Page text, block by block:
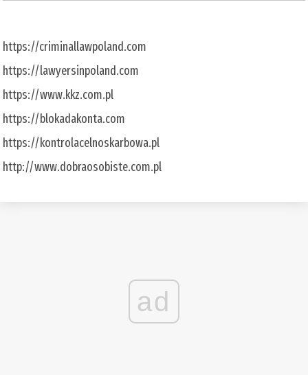
https://criminallawpoland.com
https://lawyersinpoland.com
https://www.kkz.com.pl
https://blokadakonta.com
https://kontrolacelnoskarbowa.pl
http://www.dobraosobiste.com.pl
ad